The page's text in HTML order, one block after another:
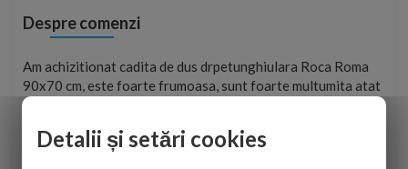
Despre comenzi
Am achizitionat cadita de dus drpetunghiulara Roca Roma
90x70 cm, este foarte frumoasa, sunt foarte multumita atat
de personalul firmei dvs. cu care am colaborat in obtinerea
adus coletul in siguranta.Numai bine, va doresc!
Detalii și setări cookies